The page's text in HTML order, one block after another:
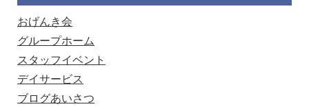
おげんき会
グループホーム
スタッフイベント
デイサービス
ブログあいさつ